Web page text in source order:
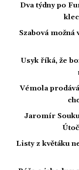
Dva týdny po
Szabová
Usyk říká, že
Vémola
Jaromír
Listy z květáku